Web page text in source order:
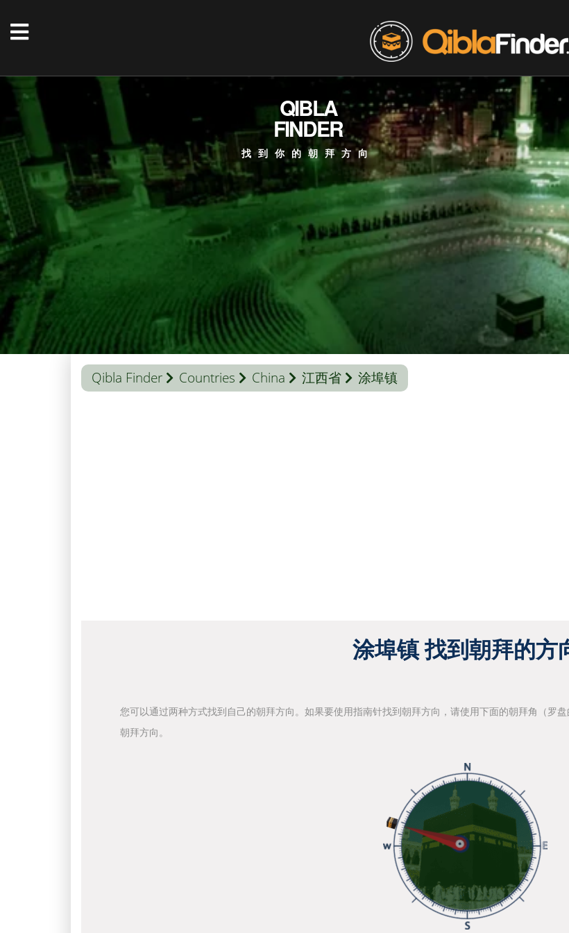
QIBLA
FINDER
找到你的朝拜方向
Qibla Finder Countries China 江西省 涂埠镇
涂埠镇 找到朝拜的方
您可以通过两种方式找到自己的朝拜方向。如果要使用指南针找到朝拜方向，请使用下面的朝拜角（罗
朝拜方向。